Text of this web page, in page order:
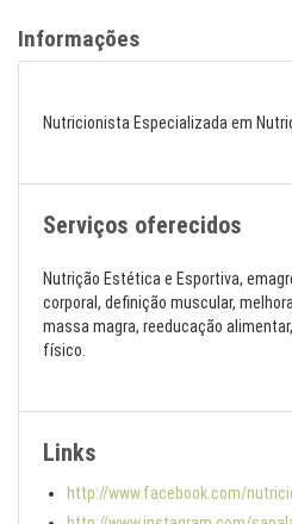
Informações
Nutricionista Especializada em
Serviços oferecidos
Nutrição Estética e Esportiva,
corporal, definição muscular,
massa magra, reeducação
físico.
Links
http://www.facebook.com/